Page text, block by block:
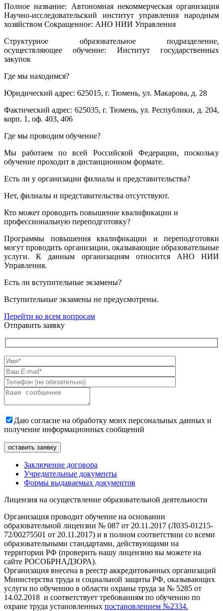
Полное название: Автономная некоммерческая организация
Научно-исследовательский институт управления народным
хозяйством Сокращенное: АНО НИИ Управления
Структурное образовательное подразделение,
осуществляющее обучение: Институт государственных
закупок
Где мы находимся?
Юридический адрес: 625015, г. Тюмень, ул. Макарова, д. 28
Фактический адрес: 625035, г. Тюмень, ул. Республики, д. 204,
корп. 1, оф. 403, 406
Где мы проводим обучение?
Мы работаем по всей Российской Федерации, поскольку
обучение проходит в дистанционном формате.
Есть ли у организации филиалы и представительства?
Нет, филиалы и представительства отсутствуют.
Кто может проводить повышение квалификации и
профессиональную переподготовку?
Программы повышения квалификации и переподготовки
могут проводить организации, оказывающие образовательные
услуги. К данным организациям относится АНО НИИ
Управления.
Есть ли вступительные экзамены?
Вступительные экзамены не предусмотрены.
Перейти ко всем вопросам
Отправить заявку
Даю согласие на обработку моих персональных данных и
получение информационных сообщений
Заключение договора
Учредительные документы
Формы выдаваемых документов
Лицензия на осуществление образовательной деятельности
Организация проводит обучение на основании
образовательной лицензии № 087 от 20.11.2017 (Л035-01215-
72/00275501 от 20.11.2017) и в полном соответствии со всеми
образовательными стандартами, действующими на
территории РФ (проверить нашу лицензию вы можете на
сайте РОСОБРНАДЗОРА).
Организация внесена в реестр аккредитованных организаций
Министерства труда и социальной защиты РФ, оказывающих
услуги по обучению в области охраны труда за № 5285 от
14.02.2018 и соответствует требованиям по обучению по
охране труда установленных постановлением №2334.